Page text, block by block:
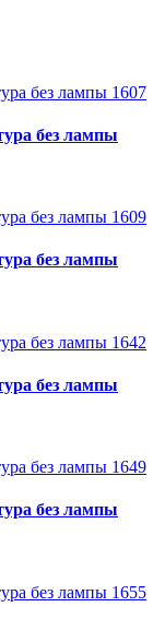
без лампы
без лампы
без лампы
без лампы